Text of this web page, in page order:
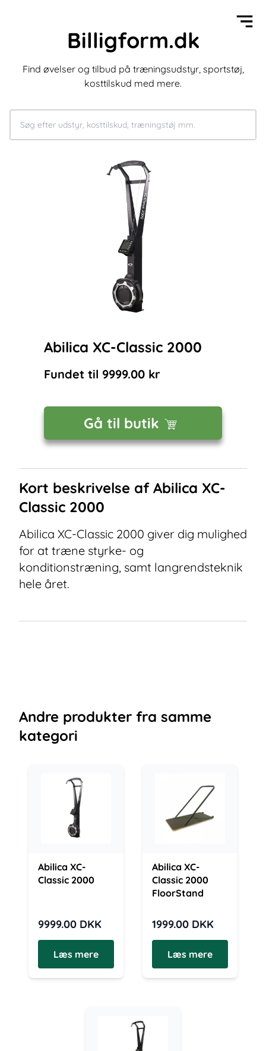
Billigform.dk
Find øvelser og tilbud på træningsudstyr, sportstøj,
kosttilskud med mere.
Abilica XC-Classic 2000
Fundet til 9999.00 kr
Gå til butik
Kort beskrivelse af Abilica XC-
Classic 2000
Abilica XC-Classic 2000 giver dig mulighed
for at træne styrke- og
konditionstræning, samt langrendsteknik
hele året.
Andre produkter fra samme
kategori
Abilica XC-
Classic 2000
9999.00 DKK
Læs mere
Abilica XC-
Classic 2000
FloorStand
1999.00 DKK
Læs mere